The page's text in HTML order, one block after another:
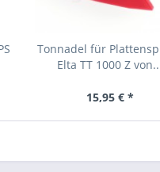
Tonnadel für
Elta TT 1000 Z
15,95 € *